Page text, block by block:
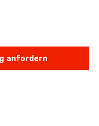
anfordern